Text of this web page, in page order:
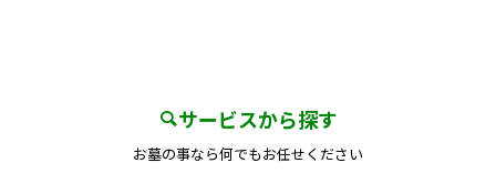
サービスから探す
お墓の事なら何でもお任せください